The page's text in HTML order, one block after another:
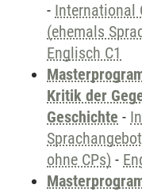
- International
(ehemals
Englisch C1
Kritik der
Geschichte -
ohne CPs) -